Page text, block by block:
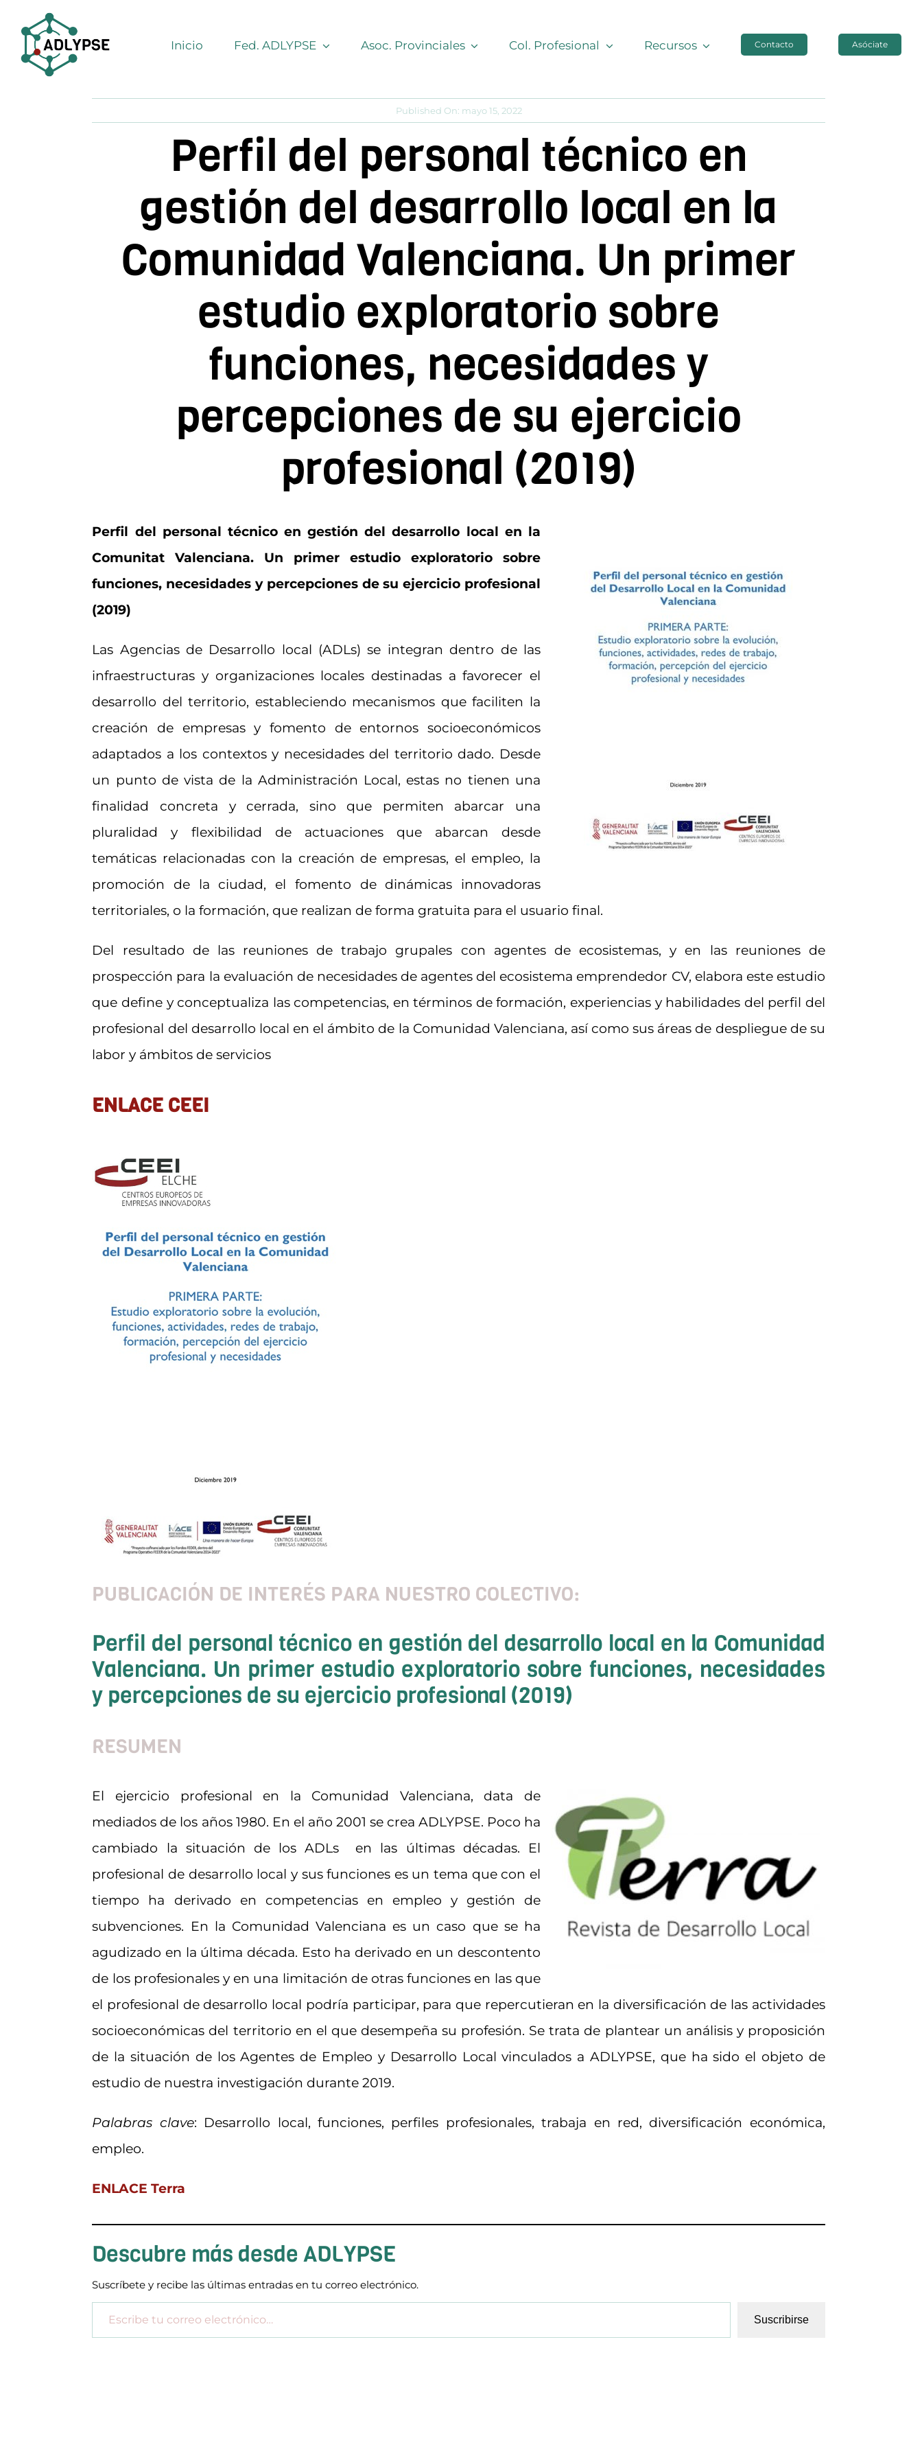
contenido
Inicio Fed. ADLYPSE Asoc. Provinciales Col. Profesional Recursos Contacto Asóciate
Published On: mayo 15, 2022
Perfil del personal técnico en
gestión del desarrollo local en la
Comunidad Valenciana. Un primer
estudio exploratorio sobre
funciones, necesidades y
percepciones de su ejercicio
profesional (2019)
Perfil del personal técnico en gestión del desarrollo local en la
Comunitat Valenciana. Un primer estudio exploratorio sobre
funciones, necesidades y percepciones de su ejercicio profesional
(2019)
Las Agencias de Desarrollo local (ADLs) se integran dentro de las
infraestructuras y organizaciones locales destinadas a favorecer el
desarrollo del territorio, estableciendo mecanismos que faciliten la
creación de empresas y fomento de entornos socioeconómicos
adaptados a los contextos y necesidades del territorio dado. Desde
un punto de vista de la Administración Local, estas no tienen una
finalidad concreta y cerrada, sino que permiten abarcar una
pluralidad y flexibilidad de actuaciones que abarcan desde
temáticas relacionadas con la creación de empresas, el empleo, la
promoción de la ciudad, el fomento de dinámicas innovadoras
territoriales, o la formación, que realizan de forma gratuita para el usuario final.
Del resultado de las reuniones de trabajo grupales con agentes de ecosistemas, y en las reuniones de
prospección para la evaluación de necesidades de agentes del ecosistema emprendedor CV, elabora este estudio
que define y conceptualiza las competencias, en términos de formación, experiencias y habilidades del perfil del
profesional del desarrollo local en el ámbito de la Comunidad Valenciana, así como sus áreas de despliegue de su
labor y ámbitos de servicios
ENLACE CEEI
PUBLICACIÓN DE INTERÉS PARA NUESTRO COLECTIVO:
Perfil del personal técnico en gestión del desarrollo local en la Comunidad
Valenciana. Un primer estudio exploratorio sobre funciones, necesidades
y percepciones de su ejercicio profesional (2019)
RESUMEN
El ejercicio profesional en la Comunidad Valenciana, data de
mediados de los años 1980. En el año 2001 se crea ADLYPSE. Poco ha
cambiado la situación de los ADLs en las últimas décadas. El
profesional de desarrollo local y sus funciones es un tema que con el
tiempo ha derivado en competencias en empleo y gestión de
subvenciones. En la Comunidad Valenciana es un caso que se ha
agudizado en la última década. Esto ha derivado en un descontento
de los profesionales y en una limitación de otras funciones en las que
el profesional de desarrollo local podría participar, para que repercutieran en la diversificación de las actividades
socioeconómicas del territorio en el que desempeña su profesión. Se trata de plantear un análisis y proposición
de la situación de los Agentes de Empleo y Desarrollo Local vinculados a ADLYPSE, que ha sido el objeto de
estudio de nuestra investigación durante 2019.
Palabras clave: Desarrollo local, funciones, perfiles profesionales, trabaja en red, diversificación económica,
empleo.
ENLACE Terra
Descubre más desde ADLYPSE
Suscríbete y recibe las últimas entradas en tu correo electrónico.
Escribe tu correo electrónico…
Suscribirse